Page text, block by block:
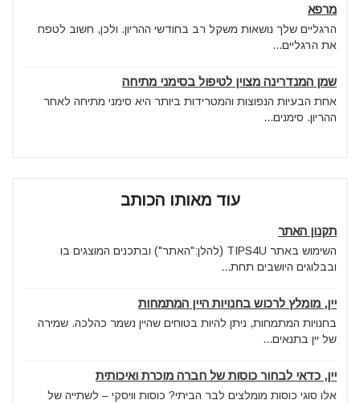
מרפא
הרגליים שלך נושאות משקל רב בחודשי ההריון. ולכן, חשוב לטפח
את הרגליים...
שמן המנדרינה מצוין לטיפול בסימני מתיחה
אחת הבעיות הנפוצות והמטרידות ביותר היא סימני מתיחה לאחר
ההריון. סימנים...
עוד מאותו הכותב
תקנון האתר
השימוש באתר TIPS4U (להלן:"האתר") ובתכנים המוצגים בו
ובבלוגים היושבים תחת...
יין, מומלץ לרכוש בחנויות היין המתמחות
בחנויות המתמחות, ניתן להיות בטוחים שהיין נשמר כהלכה. שמירה
של יין בתנאים...
יין, כדאי לבחור כוסות של חברה מוכרת ואיכותית
אלו סוגי כוסות מומלצים לבר הביתי? כוסות וויסקי – לשתייה של